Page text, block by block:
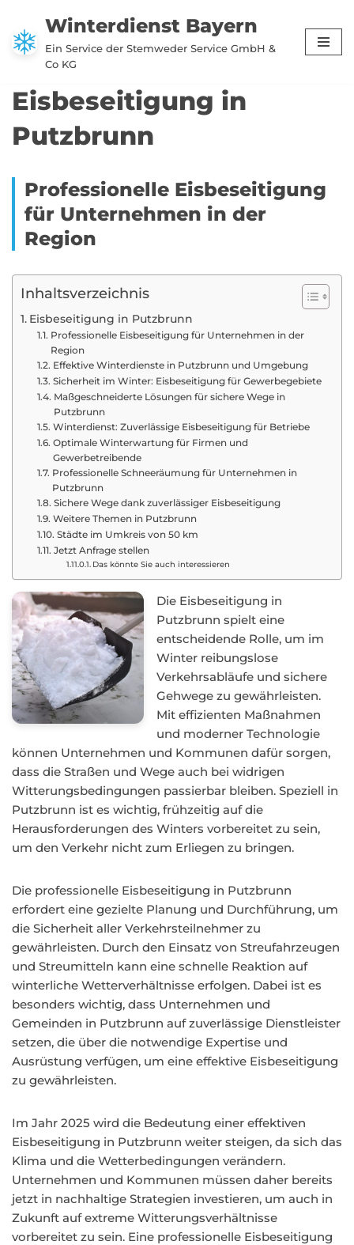
Zum
Inhalt
Winterdienst Bayern
Ein Service der Stemweder Service GmbH &
Co KG
Eisbeseitigung in
Putzbrunn
Professionelle Eisbeseitigung
für Unternehmen in der
Region
Inhaltsverzeichnis
Eisbeseitigung in Putzbrunn
Professionelle Eisbeseitigung für Unternehmen in der
Region
Effektive Winterdienste in Putzbrunn und Umgebung
Sicherheit im Winter: Eisbeseitigung für Gewerbegebiete
Maßgeschneiderte Lösungen für sichere Wege in
Putzbrunn
Winterdienst: Zuverlässige Eisbeseitigung für Betriebe
Optimale Winterwartung für Firmen und
Gewerbetreibende
Professionelle Schneeräumung für Unternehmen in
Putzbrunn
Sichere Wege dank zuverlässiger Eisbeseitigung
Weitere Themen in Putzbrunn
Städte im Umkreis von 50 km
Jetzt Anfrage stellen
Das könnte Sie auch interessieren
Die Eisbeseitigung in
Putzbrunn spielt eine
entscheidende Rolle, um im
Winter reibungslose
Verkehrsabläufe und sichere
Gehwege zu gewährleisten.
Mit effizienten Maßnahmen
und moderner Technologie
können Unternehmen und Kommunen dafür sorgen,
dass die Straßen und Wege auch bei widrigen
Witterungsbedingungen passierbar bleiben. Speziell in
Putzbrunn ist es wichtig, frühzeitig auf die
Herausforderungen des Winters vorbereitet zu sein,
um den Verkehr nicht zum Erliegen zu bringen.
Die professionelle Eisbeseitigung in Putzbrunn
erfordert eine gezielte Planung und Durchführung, um
die Sicherheit aller Verkehrsteilnehmer zu
gewährleisten. Durch den Einsatz von Streufahrzeugen
und Streumitteln kann eine schnelle Reaktion auf
winterliche Wetterverhältnisse erfolgen. Dabei ist es
besonders wichtig, dass Unternehmen und
Gemeinden in Putzbrunn auf zuverlässige Dienstleister
setzen, die über die notwendige Expertise und
Ausrüstung verfügen, um eine effektive Eisbeseitigung
zu gewährleisten.
Im Jahr 2025 wird die Bedeutung einer effektiven
Eisbeseitigung in Putzbrunn weiter steigen, da sich das
Klima und die Wetterbedingungen verändern.
Unternehmen und Kommunen müssen daher bereits
jetzt in nachhaltige Strategien investieren, um auch in
Zukunft auf extreme Witterungsverhältnisse
vorbereitet zu sein. Eine professionelle Eisbeseitigung